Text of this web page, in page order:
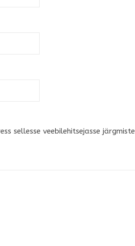
sellesse veebilehitsejasse järgmiste